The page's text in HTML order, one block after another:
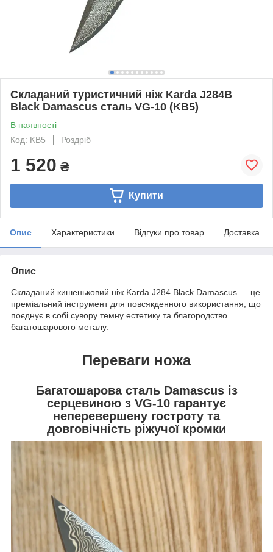
Складаний туристичний ніж Karda J284B
Black Damascus сталь VG-10 (KB5)
В наявності
Код: KB5
Роздріб
1 520 ₴
Купити
Опис Характеристики Відгуки про товар Доставка
Опис
Складаний кишеньковий ніж Karda J284 Black Damascus — це
преміальний інструмент для повсякденного використання, що
поєднує в собі сувору темну естетику та благородство
багатошарового металу.
Переваги ножа
Багатошарова сталь Damascus із
серцевиною з VG-10 гарантує
неперевершену гостроту та
довговічність ріжучої кромки